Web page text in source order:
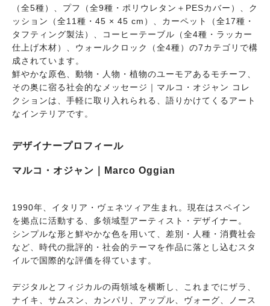
（全5種）、プフ（全9種・ポリウレタン＋PESカバー）、ク
ッション（全11種・45 × 45 cm）、カーペット（全17種・
タフティング製法）、コーヒーテーブル（全4種・ラッカー
仕上げ木材）、ウォールクロック（全4種）の7カテゴリで構
成されています。
鮮やかな原色、動物・人物・植物のユーモアあるモチーフ、
その奥に宿る社会的なメッセージ｜マルコ・オジャン コレ
クションは、手軽に取り入れられる、語りかけてくるアート
なインテリアです。
デザイナープロフィール
マルコ・オジャン｜Marco Oggian
1990年、イタリア・ヴェネツィア生まれ。現在はスペイン
を拠点に活動する、多領域型アーティスト・デザイナー。
シンプルな形と鮮やかな色を用いて、差別・人種・消費社会
など、時代の批評的・社会的テーマを作品に落とし込むスタ
イルで国際的な評価を得ています。
デジタルとフィジカルの両領域を横断し、これまでにザラ、
ナイキ、サムスン、カンパリ、アップル、ヴォーグ、ノース